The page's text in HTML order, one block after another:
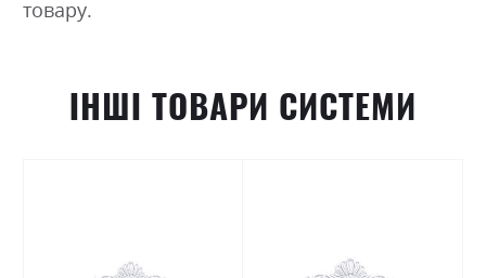
товару.
ІНШІ ТОВАРИ СИСТЕМИ